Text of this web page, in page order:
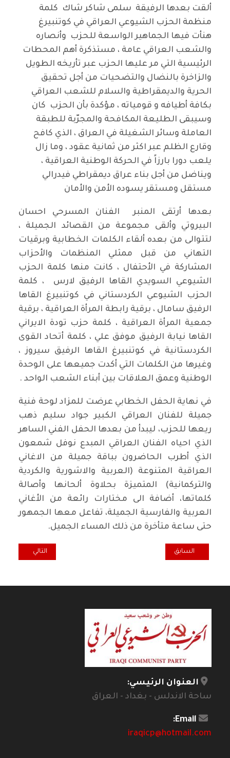
ألقت بعدها الرفيقة سلمى شاكر شاك كلمة
منظمة الحزب الشيوعي العراقي في كوتنبيرغ
هنأت فيها الجماهير الواسعة للحزب وأنصاره
والشعب العراقي عامة ، مستذكرة أهم المحطات
الرئيسية التي مر عليها الحزب عبر تأريخه الطويل
والزاخرة بالنضال والتضحيات من أجل تحقيق
الحرية والديمقراطية والسلام للشعب العراقي
بكافة أطيافه و قومياته ، مؤكدة بأن الحزب كان
وسيبقى الطليعة المكافحة والمجرّبة للطبقة
العاملة وسائر الشغيلة في العراق ، الذي كافح
وقارع الظلم عبر اكثر من ثمانية عقود ، وما زال
يلعب دورا بارزاً في الحركة الوطنية العراقية ،
ويناضل من أجل بناء عراق ديمقراطي فيدرالي
مستقل ومستقر يسوده الأمن والأمان
بعدها أرتقى المنبر الفنان المسرحي احسان
البيروتي وألقى مجموعة من القصائد الجميلة ،
لتتوالى من بعده ألقاء الكلمات الخطابية وبرقيات
التهاني من قبل ممثلي المنظمات والأحزاب
المشاركة في الأحتفال ، كانت منها كلمة الحزب
الشيوعي السويدي القاها الرفيق لارس ، كلمة
الحزب الشيوعي الكردستاني في كوتنبيرغ القاها
الرفيق سامال ، برقية رابطة المرأة العراقية ، برقية
جمعية المرأة العراقية ، كلمة حزب تودة الايراني
القاها نيابة الرفيق موفق علي ، كلمة أتحاد القوى
الكردستانية في كوتنبيرغ القاها الرفيق سيروز ،
وغيرها من الكلمات التي أكدت جميعها على الوحدة
الوطنية وعمق العلاقات بين أبناء الشعب الواحد .
في نهاية الحفل الخطابي عرضت للمزاد لوحة فنية
جميلة للفنان العراقي الكبير جواد سليم ذهب
ريعها للحزب، ليبدأ من بعدها الحفل الفني الساهر
الذي احياه الفنان العراقي المبدع نوفل شمعون
الذي أطرب الحاضرون بباقة جميلة من الاغاني
العراقية المتنوعة (العربية والاشورية والكردية
والتركمانية) المتميزة بحلاوة ألحانها وأصالة
كلماتها، أضافة الى مختارات رائعة من الأغاني
العربية والفارسية الجميلة، تفاعل معها الجمهور
حتى ساعة متأخرة من ذلك المساء الجميل.
المقال السابق: الشيوعيون واصدقاؤهم في مدينة ميونخ يحتفلون بعيد
السابق المقال التالي:
التالي
العنوان الرئيسي:
ساحة الاندلس - بغداد - العراق
Email:
iraqicp@hotmail.com